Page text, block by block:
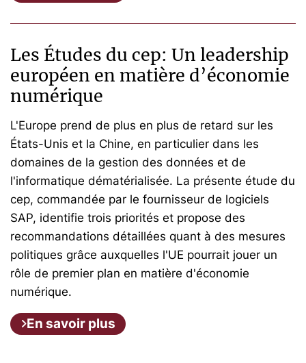
Les Études du cep: Un leadership
européen en matière d’économie
numérique
L'Europe prend de plus en plus de retard sur les
États-Unis et la Chine, en particulier dans les
domaines de la gestion des données et de
l'informatique dématérialisée. La présente étude du
cep, commandée par le fournisseur de logiciels
SAP, identifie trois priorités et propose des
recommandations détaillées quant à des mesures
politiques grâce auxquelles l'UE pourrait jouer un
rôle de premier plan en matière d'économie
numérique.
En savoir plus